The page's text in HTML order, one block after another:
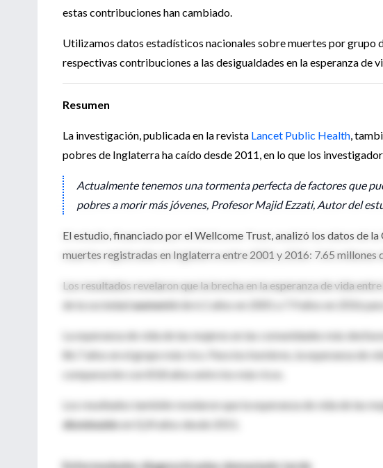
estas contribuciones han cambiado.
Utilizamos datos estadísticos nacionales sobre muertes por grupo
respectivas contribuciones a las desigualdades en la esperanza de
Resumen
La investigación, publicada en la revista Lancet Public Health ,
pobres de Inglaterra ha caído desde 2011, en lo que los
Actualmente tenemos una tormenta perfecta de factores que
pobres a morir más jóvenes, Profesor Majid Ezzati, Autor del
El estudio, financiado por el Wellcome Trust, analizó los datos de
muertes registradas en Inglaterra entre 2001 y 2016: 7.65 millones
Los resultados revelaron que la brecha en la esperanza de vida
de la sociedadaumentóde 6.1 años en 2001 a 7.9 años en 2016
La esperanza de vida de las mujeres en las comunidades más
86.7 años en el grupo más rico. Para los hombres, la esperanza de
comparación con 83.8 años entre los más ricos.
Los resultados también revelaron que la esperanza de vida de las
disminuidoen 0,24 años desde 2011.
Enfermedades diagnosticadas demasiado tarde